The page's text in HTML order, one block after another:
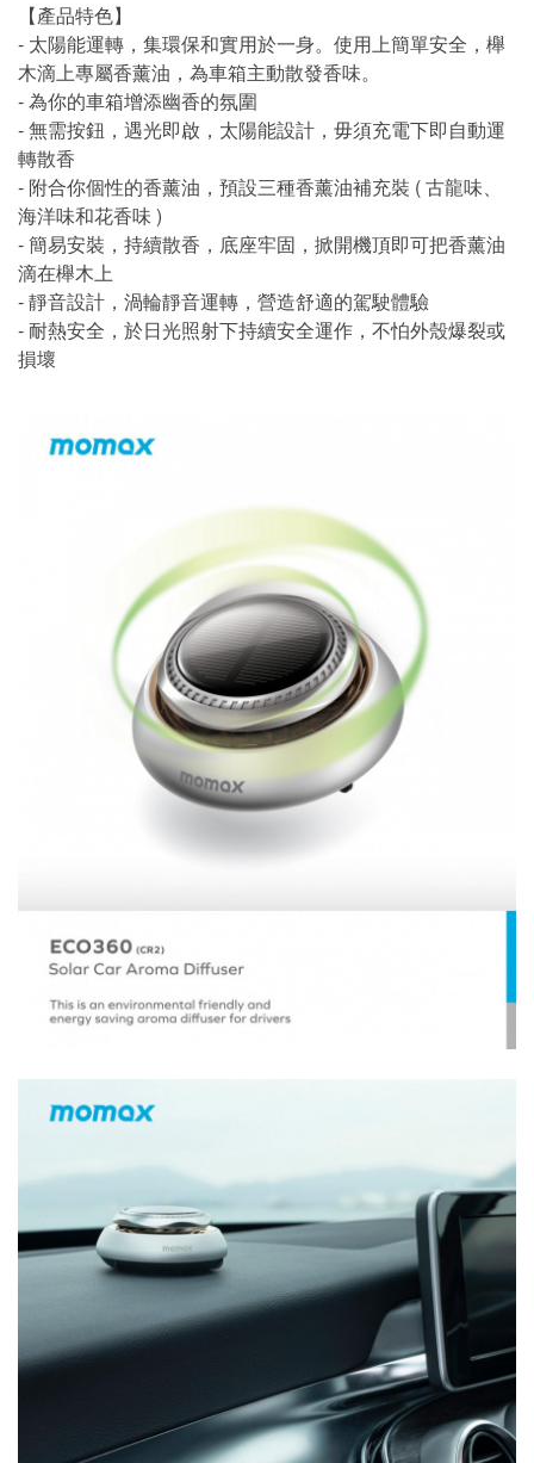
【產品特色】
- 太陽能運轉，集環保和實用於一身。使用上簡單安全，櫸
木滴上專屬香薰油，為車箱主動散發香味。
- 為你的車箱增添幽香的氛圍
- 無需按鈕，遇光即啟，太陽能設計，毋須充電下即自動運
轉散香
- 附合你個性的香薰油，預設三種香薰油補充裝 ( 古龍味、
海洋味和花香味 )
- 簡易安裝，持續散香，底座牢固，掀開機頂即可把香薰油
滴在櫸木上
- 靜音設計，渦輪靜音運轉，營造舒適的駕駛體驗
- 耐熱安全，於日光照射下持續安全運作，不怕外殼爆裂或
損壞